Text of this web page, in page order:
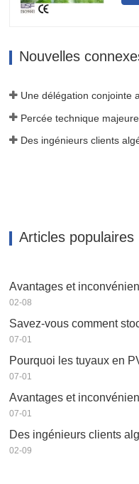
Par
Nouvelles
Articles populaires
02-08
Savez-vous comment
07-01
Pourquoi les tuyaux en
07-01
07-01
02-09